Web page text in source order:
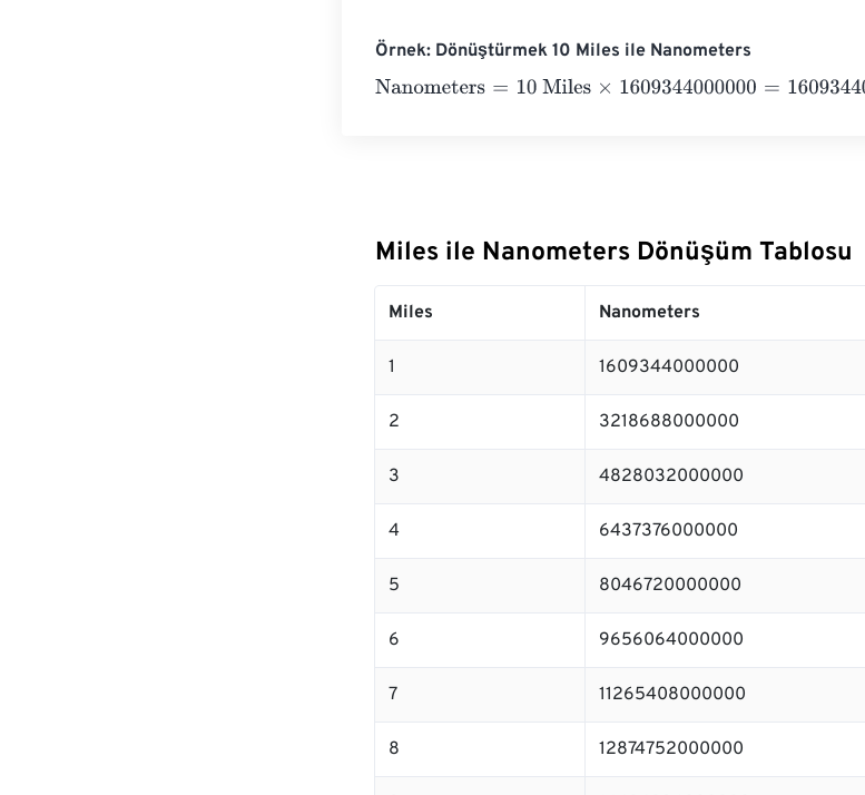
Örnek: Dönüştürmek 10 Miles ile Nanometers
Nanometers= 10 Miles×1609344000000=16093440000000
Miles ile Nanometers Dönüşüm Tablosu
Miles Nanometers
1 1609344000000
2 3218688000000
3 4828032000000
4 6437376000000
5 8046720000000
6 9656064000000
7 11265408000000
8 12874752000000